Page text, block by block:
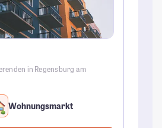
in Regensburg am
Wohnungsmarkt